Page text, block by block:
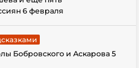
6 февраля
Бобровского и Аскарова 5